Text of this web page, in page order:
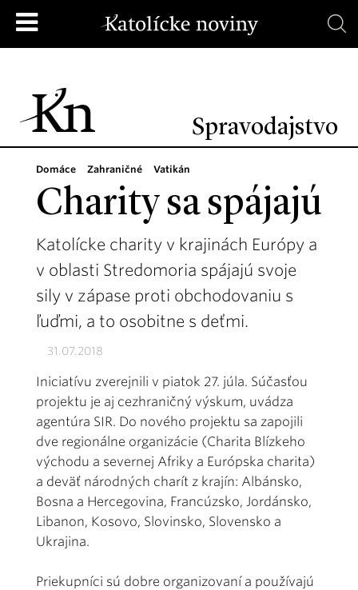
Spravodajstvo
Domáce Zahraničné Vatikán
Charity sa spájajú
Katolícke charity v krajinách Európy a
v oblasti Stredomoria spájajú svoje
sily v zápase proti obchodovaniu s
ľuďmi, a to osobitne s deťmi.
31.07.2018
Iniciatívu zverejnili v piatok 27. júla. Súčasťou
projektu je aj cezhraničný výskum, uvádza
agentúra SIR. Do nového projektu sa zapojili
dve regionálne organizácie (Charita Blízkeho
východu a severnej Afriky a Európska charita)
a deväť národných charít z krajín: Albánsko,
Bosna a Hercegovina, Francúzsko, Jordánsko,
Libanon, Kosovo, Slovinsko, Slovensko a
Ukrajina.
Priekupníci sú dobre organizovaní a používajú